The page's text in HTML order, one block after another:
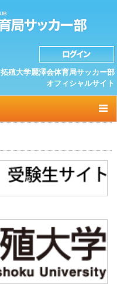
拓殖大学麗澤会体育局サッカー部
オフィシャルサイト